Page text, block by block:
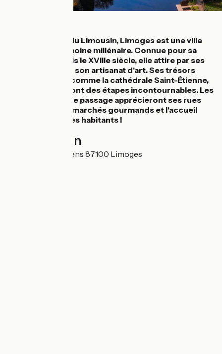
Située au cœur du Limousin, Limoges est une ville
animée au patrimoine millénaire. Connue pour sa
porcelaine depuis le XVIIIe siècle, elle attire par ses
manufactures et son artisanat d'art. Ses trésors
architecturaux, comme la cathédrale Saint-Étienne,
et ses musées sont des étapes incontournables. Les
cyclotouristes de passage apprécieront ses rues
médiévales, ses marchés gourmands et l'accueil
chaleureux de ses habitants !
Localisation
34 Rue des Vénitiens 87100 Limoges